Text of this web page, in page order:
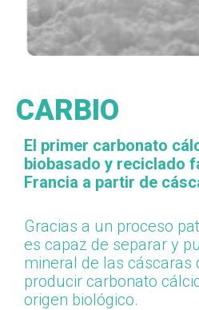
CARBIO
El primer carbonato
biobasado y reciclado
Francia a partir de
Gracias a un proceso
es capaz de separar y
mineral de las cáscaras
producir carbonato
origen biológico.